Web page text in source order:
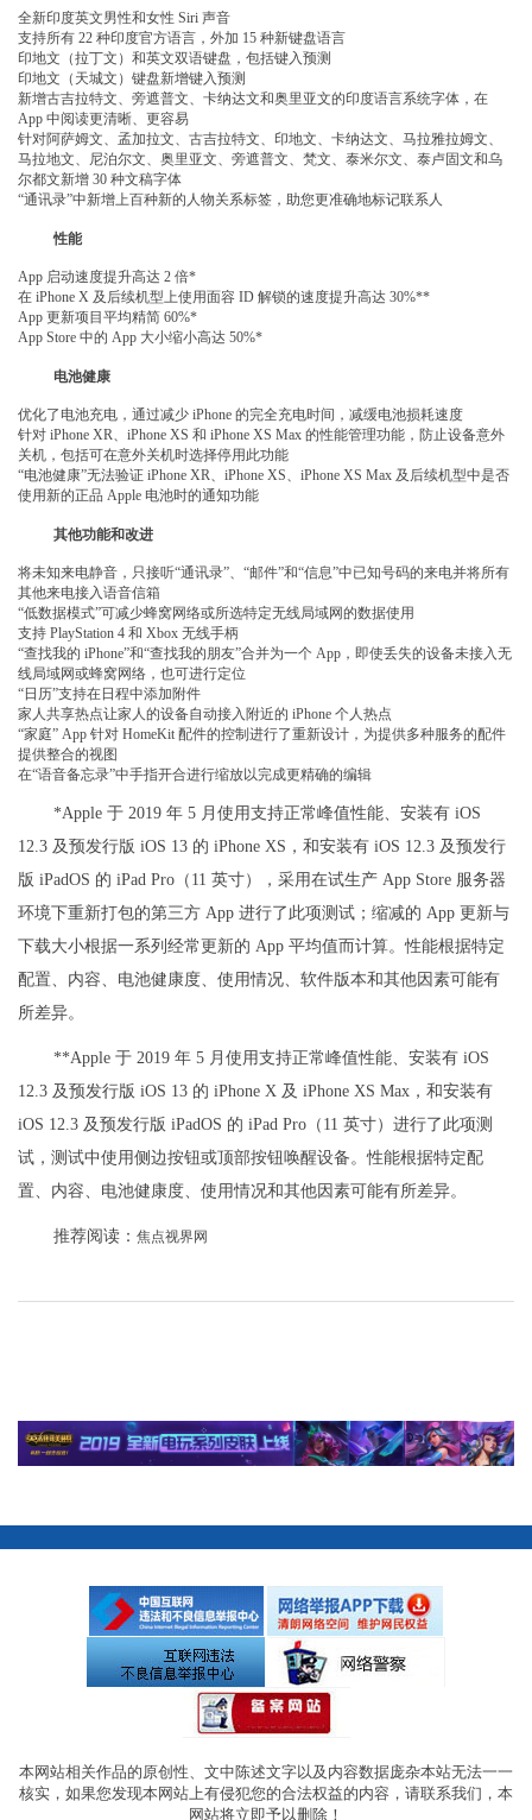
全新印度英文男性和女性 Siri 声音
支持所有 22 种印度官方语言，外加 15 种新键盘语言
印地文（拉丁文）和英文双语键盘，包括键入预测
印地文（天城文）键盘新增键入预测
新增古吉拉特文、旁遮普文、卡纳达文和奥里亚文的印度语言系统字体，在
App 中阅读更清晰、更容易
针对阿萨姆文、孟加拉文、古吉拉特文、印地文、卡纳达文、马拉雅拉姆文、
马拉地文、尼泊尔文、奥里亚文、旁遮普文、梵文、泰米尔文、泰卢固文和乌
尔都文新增 30 种文稿字体
“通讯录”中新增上百种新的人物关系标签，助您更准确地标记联系人
性能
App 启动速度提升高达 2 倍*
在 iPhone X 及后续机型上使用面容 ID 解锁的速度提升高达 30%**
App 更新项目平均精简 60%*
App Store 中的 App 大小缩小高达 50%*
电池健康
优化了电池充电，通过减少 iPhone 的完全充电时间，减缓电池损耗速度
针对 iPhone XR、iPhone XS 和 iPhone XS Max 的性能管理功能，防止设备意外
关机，包括可在意外关机时选择停用此功能
“电池健康”无法验证 iPhone XR、iPhone XS、iPhone XS Max 及后续机型中是否
使用新的正品 Apple 电池时的通知功能
其他功能和改进
将未知来电静音，只接听“通讯录”、“邮件”和“信息”中已知号码的来电并将所有
其他来电接入语音信箱
“低数据模式”可减少蜂窝网络或所选特定无线局域网的数据使用
支持 PlayStation 4 和 Xbox 无线手柄
“查找我的 iPhone”和“查找我的朋友”合并为一个 App，即使丢失的设备未接入无
线局域网或蜂窝网络，也可进行定位
“日历”支持在日程中添加附件
家人共享热点让家人的设备自动接入附近的 iPhone 个人热点
“家庭” App 针对 HomeKit 配件的控制进行了重新设计，为提供多种服务的配件
提供整合的视图
在“语音备忘录”中手指开合进行缩放以完成更精确的编辑
*Apple 于 2019 年 5 月使用支持正常峰值性能、安装有 iOS
12.3 及预发行版 iOS 13 的 iPhone XS，和安装有 iOS 12.3 及预发行
版 iPadOS 的 iPad Pro（11 英寸），采用在试生产 App Store 服务器
环境下重新打包的第三方 App 进行了此项测试；缩减的 App 更新与
下载大小根据一系列经常更新的 App 平均值而计算。性能根据特定
配置、内容、电池健康度、使用情况、软件版本和其他因素可能有
所差异。
**Apple 于 2019 年 5 月使用支持正常峰值性能、安装有 iOS
12.3 及预发行版 iOS 13 的 iPhone X 及 iPhone XS Max，和安装有
iOS 12.3 及预发行版 iPadOS 的 iPad Pro（11 英寸）进行了此项测
试，测试中使用侧边按钮或顶部按钮唤醒设备。性能根据特定配
置、内容、电池健康度、使用情况和其他因素可能有所差异。
推荐阅读： 焦点视界网
本网站相关作品的原创性、文中陈述文字以及内容数据庞杂本站无法一一
核实，如果您发现本网站上有侵犯您的合法权益的内容，请联系我们，本
网站将立即予以删除！